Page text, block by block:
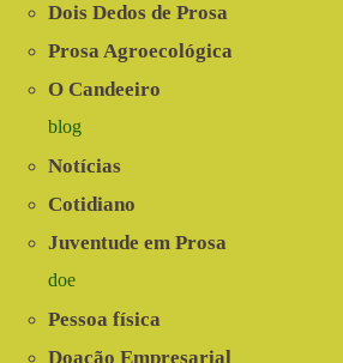
Dois Dedos de Prosa
Prosa Agroecológica
O Candeeiro
blog
Notícias
Cotidiano
Juventude em Prosa
doe
Pessoa física
Doação Empresarial